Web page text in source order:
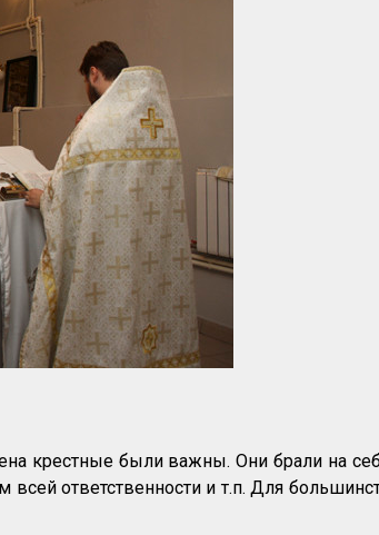
крестные были важны. Они брали на
всей ответственности и т.п. Для